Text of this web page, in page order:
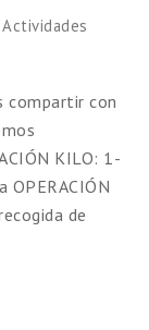
Actividades
compartir con
KILO: 1-
OPERACIÓN
de